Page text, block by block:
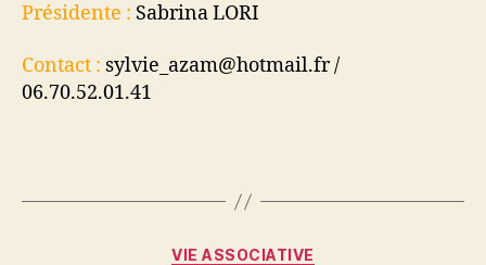
Présidente : Sabrina LORI
Contact : sylvie_azam@hotmail.fr /
06.70.52.01.41
Catégories
VIE ASSOCIATIVE